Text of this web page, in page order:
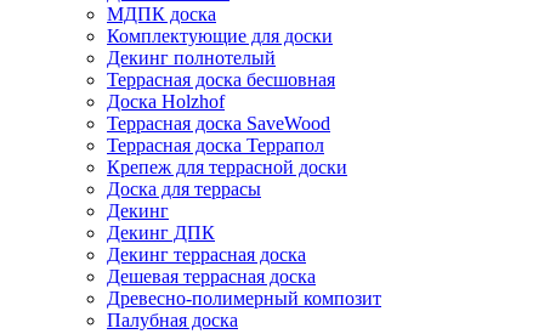
МДПК доска
Комплектующие для доски
Декинг полнотелый
Террасная доска бесшовная
Доска Holzhof
Террасная доска SaveWood
Террасная доска Террапол
Крепеж для террасной доски
Доска для террасы
Декинг
Декинг ДПК
Декинг террасная доска
Дешевая террасная доска
Древесно-полимерный композит
Палубная доска